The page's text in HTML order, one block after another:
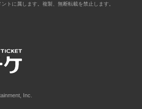
トに属します。複製、無断転載を禁止します。
Inc.